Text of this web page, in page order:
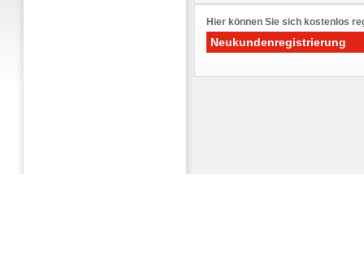
Hier können Sie sich kostenlos
Neukundenregistrierung